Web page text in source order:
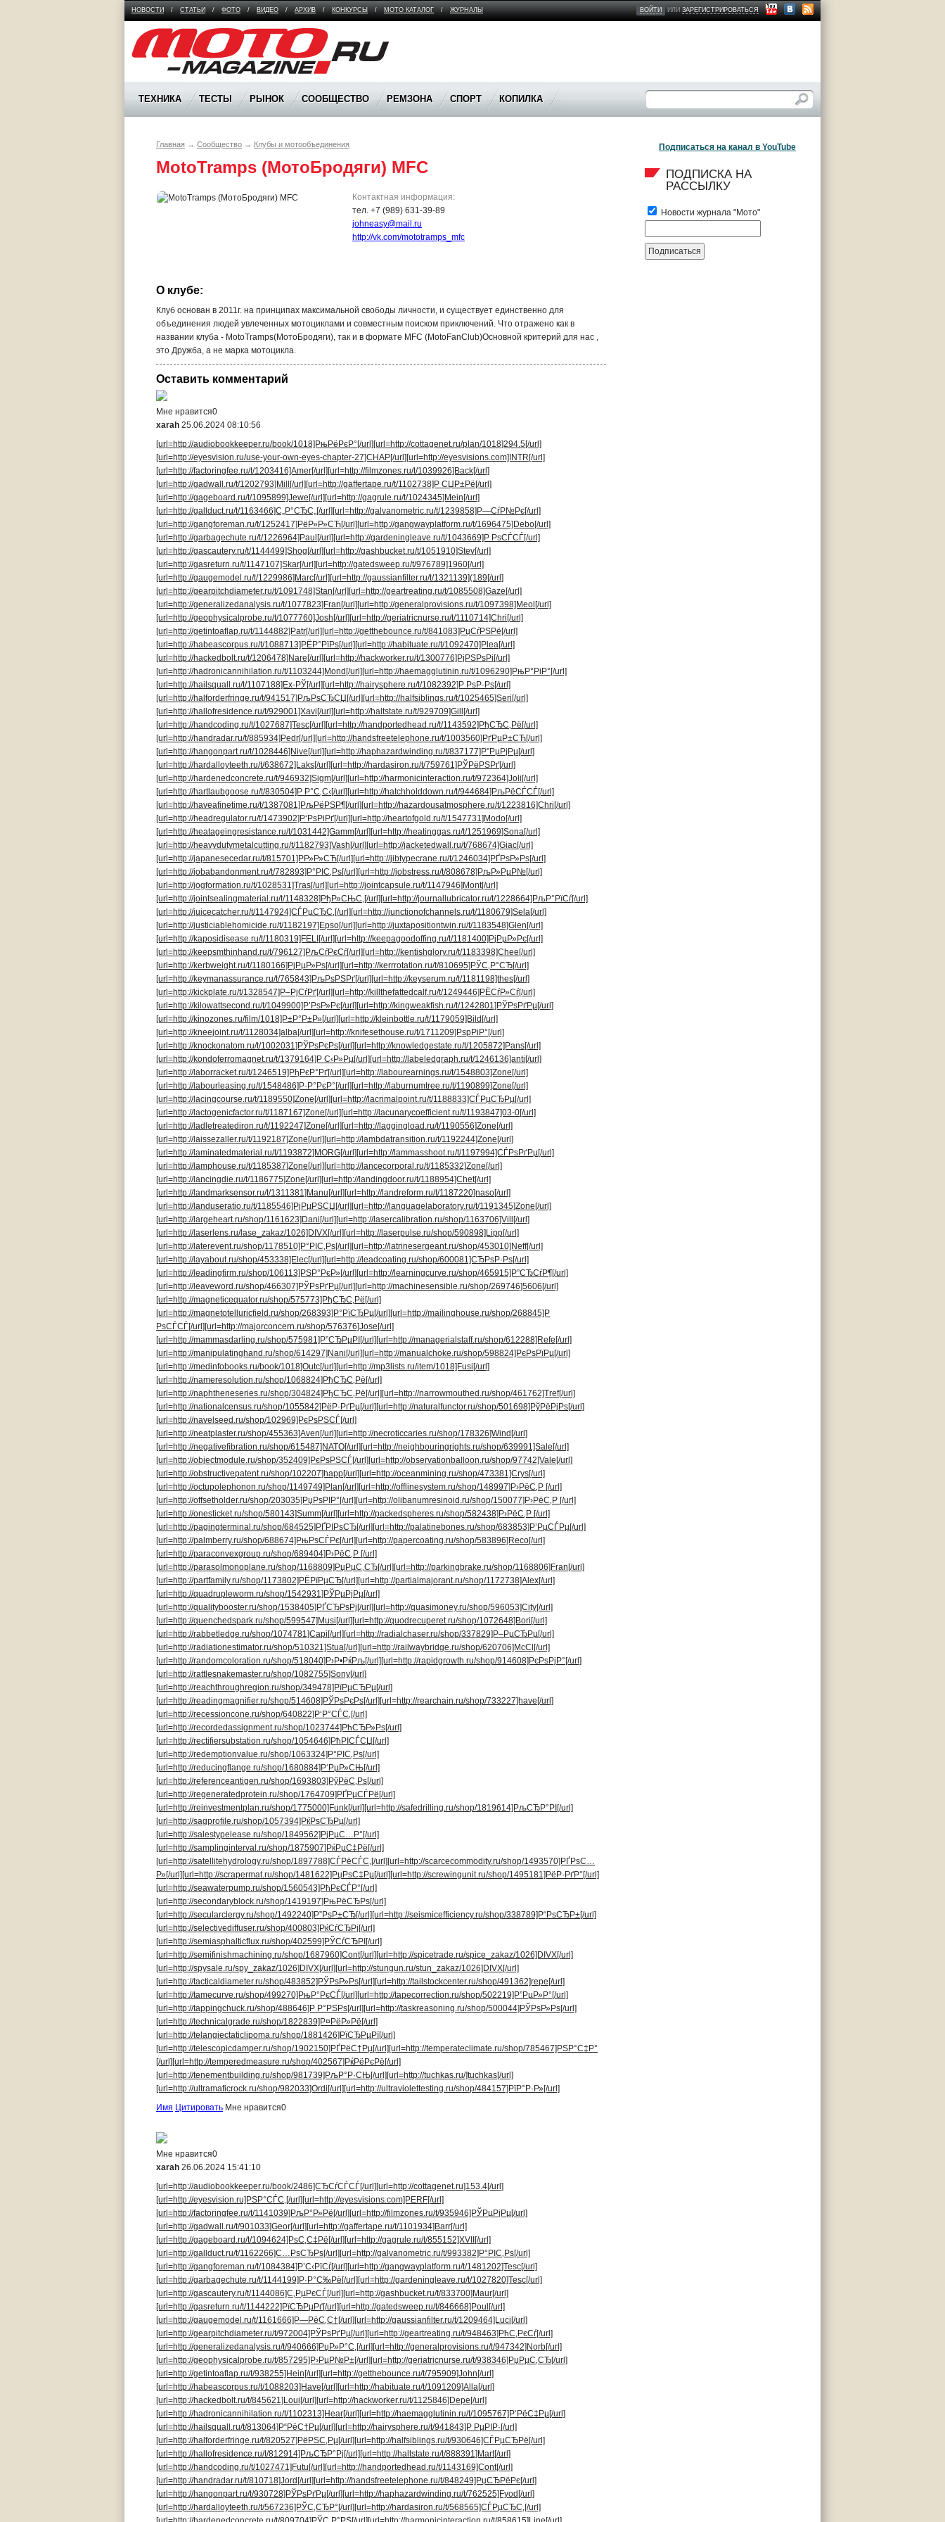
НОВОСТИ / СТАТЬИ / ФОТО / ВИДЕО / АРХИВ / КОНКУРСЫ / МОТО КАТАЛОГ / ЖУРНАЛЫ ВОЙТИ ИЛИЗАРЕГИСТРИРОВАТЬСЯ
Moto Magazine
ТЕХНИКА ТЕСТЫ РЫНОК СООБЩЕСТВО РЕМЗОНА СПОРТ КОПИЛКА
Главная → Сообщество → Клубы и мотообъединения
MotoTramps (МотоБродяги) MFC
Контактная информация:
тел. +7 (989) 631-39-89
johneasy@mail.ru
http://vk.com/mototramps_mfc
О клубе:
Клуб основан в 2011г. на принципах максимальной свободы личности, и существует единственно для
объединения людей увлеченных мотоциклами и совместным поиском приключений. Что отражено как в
названии клуба - MotoTramps(МотоБродяги), так и в формате MFC (MotoFanClub)Основной критерий для нас ,
это Дружба, а не марка мотоцикла.
Оставить комментарий
Мне нравится0
xarah 25.06.2024 08:10:56
[url=http://audiobookkeeper.ru/book/1018]РњРёРєР°[/url] [url=http://cottagenet.ru/plan/1018]294.5[/url]
[url=http://eyesvision.ru/use-your-own-eyes-chapter-27]CHAP[/url] [url=http://eyesvisions.com]INTR[/url]
[url=http://factoringfee.ru/t/1203416]Amer[/url] [url=http://filmzones.ru/t/1039926]Back[/url]
[url=http://gadwall.ru/t/1202793]Mill[/url] [url=http://gaffertape.ru/t/1102738]Р СЏР±Рё[/url]
[url=http://gageboard.ru/t/1095899]Jewe[/url] [url=http://gagrule.ru/t/1024345]Mein[/url]
[url=http://gallduct.ru/t/1163466]С„Р°СЂС„[/url] [url=http://galvanometric.ru/t/1239858]Р—СѓР№Рє[/url]
[url=http://gangforeman.ru/t/1252417]РёР»Р»СЋ[/url] [url=http://gangwayplatform.ru/t/1696475]Debo[/url]
[url=http://garbagechute.ru/t/1226964]Paul[/url] [url=http://gardeningleave.ru/t/1043669]Р РѕСЃСЃ[/url]
[url=http://gascautery.ru/t/1144499]Shog[/url] [url=http://gashbucket.ru/t/1051910]Stev[/url]
[url=http://gasreturn.ru/t/1147107]Skar[/url] [url=http://gatedsweep.ru/t/976789]1960[/url]
[url=http://gaugemodel.ru/t/1229986]Marc[/url] [url=http://gaussianfilter.ru/t/1321139](189[/url]
[url=http://gearpitchdiameter.ru/t/1091748]Stan[/url] [url=http://geartreating.ru/t/1085508]Gaze[/url]
[url=http://generalizedanalysis.ru/t/1077823]Fran[/url] [url=http://generalprovisions.ru/t/1097398]Meol[/url]
[url=http://geophysicalprobe.ru/t/1077760]Josh[/url] [url=http://geriatricnurse.ru/t/1110714]Chri[/url]
[url=http://getintoaflap.ru/t/1144882]Patr[/url] [url=http://getthebounce.ru/t/841083]РџСѓРЅРё[/url]
[url=http://habeascorpus.ru/t/1088713]РЁР°РїРѕ[/url] [url=http://habituate.ru/t/1092470]Plea[/url]
[url=http://hackedbolt.ru/t/1206478]Nare[/url] [url=http://hackworker.ru/t/1300776]РјРЅРѕРі[/url]
[url=http://hadronicannihilation.ru/t/1103244]Mond[/url] [url=http://haemagglutinin.ru/t/1096290]РњР°РіР°[/url]
[url=http://hailsquall.ru/t/1107188]Ex-РЎ[/url] [url=http://hairysphere.ru/t/1082392]Р РѕР·Рѕ[/url]
[url=http://halforderfringe.ru/t/941517]РљРѕСЂСЏ[/url] [url=http://halfsiblings.ru/t/1025465]Seri[/url]
[url=http://hallofresidence.ru/t/929001]Xavi[/url] [url=http://haltstate.ru/t/929709]Gill[/url]
[url=http://handcoding.ru/t/1027687]Tesc[/url] [url=http://handportedhead.ru/t/1143592]РђСЂС‚Рё[/url]
[url=http://handradar.ru/t/885934]Pedr[/url] [url=http://handsfreetelephone.ru/t/1003560]РґРµР±СЋ[/url]
[url=http://hangonpart.ru/t/1028446]Nive[/url] [url=http://haphazardwinding.ru/t/837177]Р”РµРјРµ[/url]
[url=http://hardalloyteeth.ru/t/638672]Laks[/url] [url=http://hardasiron.ru/t/759761]РЎРёРЅРґ[/url]
[url=http://hardenedconcrete.ru/t/946932]Sigm[/url] [url=http://harmonicinteraction.ru/t/972364]Joli[/url]
[url=http://hartlaubgoose.ru/t/830504]Р Р°С‚С‹[/url] [url=http://hatchholddown.ru/t/944684]РљРёСЃСЃ[/url]
[url=http://haveafinetime.ru/t/1387081]РљРёРЅР¶[/url] [url=http://hazardousatmosphere.ru/t/1223816]Chri[/url]
[url=http://headregulator.ru/t/1473902]Р‘РѕРіРґ[/url] [url=http://heartofgold.ru/t/1547731]Modo[/url]
[url=http://heatageingresistance.ru/t/1031442]Gamm[/url] [url=http://heatinggas.ru/t/1251969]Sona[/url]
[url=http://heavydutymetalcutting.ru/t/1182793]Vash[/url] [url=http://jacketedwall.ru/t/768674]Giac[/url]
[url=http://japanesecedar.ru/t/815701]РР»Р»СЋ[/url] [url=http://jibtypecrane.ru/t/1246034]РҐРѕР»Рѕ[/url]
[url=http://jobabandonment.ru/t/782893]Р°РІС‚Рѕ[/url] [url=http://jobstress.ru/t/808678]РљР»РµР№[/url]
[url=http://jogformation.ru/t/1028531]Tras[/url] [url=http://jointcapsule.ru/t/1147946]Mont[/url]
[url=http://jointsealingmaterial.ru/t/1148328]РђР»СЊС‚[/url] [url=http://journallubricator.ru/t/1228664]РљР°РїСѓ[/url]
[url=http://juicecatcher.ru/t/1147924]СЃРµСЂС‚[/url] [url=http://junctionofchannels.ru/t/1180679]Sela[/url]
[url=http://justiciablehomicide.ru/t/1182197]Epso[/url] [url=http://juxtapositiontwin.ru/t/1183548]Glen[/url]
[url=http://kaposidisease.ru/t/1180319]FELI[/url] [url=http://keepagoodoffing.ru/t/1181400]РјРµР»Рє[/url]
[url=http://keepsmthinhand.ru/t/796127]РљСѓРєСѓ[/url] [url=http://kentishglory.ru/t/1183398]Chee[/url]
[url=http://kerbweight.ru/t/1180166]РјРµР»Рѕ[/url] [url=http://kerrrotation.ru/t/810695]РЎС‚Р°СЂ[/url]
[url=http://keymanassurance.ru/t/765843]РљРѕРЅРґ[/url] [url=http://keyserum.ru/t/1181198]thes[/url]
[url=http://kickplate.ru/t/1328547]Р–РјСѓРґ[/url] [url=http://killthefattedcalf.ru/t/1249446]РЁСѓР»Сѓ[/url]
[url=http://kilowattsecond.ru/t/1049900]Р’РѕР»Рє[/url] [url=http://kingweakfish.ru/t/1242801]РЎРѕРґРµ[/url]
[url=http://kinozones.ru/film/1018]Р±Р°Р±Р»[/url] [url=http://kleinbottle.ru/t/1179059]Bild[/url]
[url=http://kneejoint.ru/t/1128034]alba[/url] [url=http://knifesethouse.ru/t/1711209]РѕpРіР°[/url]
[url=http://knockonatom.ru/t/1002031]РЎРѕРєРѕ[/url] [url=http://knowledgestate.ru/t/1205872]Pans[/url]
[url=http://kondoferromagnet.ru/t/1379164]Р С‹Р»Рµ[/url] [url=http://labeledgraph.ru/t/1246136]anti[/url]
[url=http://laborracket.ru/t/1246519]РђРєР°Рґ[/url] [url=http://labourearnings.ru/t/1548803]Zone[/url]
[url=http://labourleasing.ru/t/1548486]Р·Р°РєР°[/url] [url=http://laburnumtree.ru/t/1190899]Zone[/url]
[url=http://lacingcourse.ru/t/1189550]Zone[/url] [url=http://lacrimalpoint.ru/t/1188833]СЃРµСЂРµ[/url]
[url=http://lactogenicfactor.ru/t/1187167]Zone[/url] [url=http://lacunarycoefficient.ru/t/1193847]03-0[/url]
[url=http://ladletreatediron.ru/t/1192247]Zone[/url] [url=http://laggingload.ru/t/1190556]Zone[/url]
[url=http://laissezaller.ru/t/1192187]Zone[/url] [url=http://lambdatransition.ru/t/1192244]Zone[/url]
[url=http://laminatedmaterial.ru/t/1193872]MORG[/url] [url=http://lammasshoot.ru/t/1197994]СЃРѕРґРµ[/url]
[url=http://lamphouse.ru/t/1185387]Zone[/url] [url=http://lancecorporal.ru/t/1185332]Zone[/url]
[url=http://lancingdie.ru/t/1186775]Zone[/url] [url=http://landingdoor.ru/t/1188954]Chet[/url]
[url=http://landmarksensor.ru/t/1311381]Manu[/url] [url=http://landreform.ru/t/1187220]naso[/url]
[url=http://landuseratio.ru/t/1185546]РјРµРЅСЏ[/url] [url=http://languagelaboratory.ru/t/1191345]Zone[/url]
[url=http://largeheart.ru/shop/1161623]Dani[/url] [url=http://lasercalibration.ru/shop/1163706]Vill[/url]
[url=http://laserlens.ru/lase_zakaz/1026]DIVX[/url] [url=http://laserpulse.ru/shop/590898]Lipp[/url]
[url=http://laterevent.ru/shop/1178510]Р°РІС‚Рѕ[/url] [url=http://latrinesergeant.ru/shop/453010]Neff[/url]
[url=http://layabout.ru/shop/453338]Elec[/url] [url=http://leadcoating.ru/shop/600081]СЂРѕР·Рѕ[/url]
[url=http://leadingfirm.ru/shop/106113]РЅР°РєР»[/url] [url=http://learningcurve.ru/shop/465915]Р”СЂСѓР¶[/url]
[url=http://leaveword.ru/shop/466307]РЎРѕРґРµ[/url] [url=http://machinesensible.ru/shop/269746]5606[/url]
[url=http://magneticequator.ru/shop/575773]РђСЂС‚Рё[/url]
[url=http://magnetotelluricfield.ru/shop/268393]Р°РїСЂРµ[/url] [url=http://mailinghouse.ru/shop/268845]Р
РѕСЃСЃ[/url] [url=http://majorconcern.ru/shop/576376]Jose[/url]
[url=http://mammasdarling.ru/shop/575981]Р”СЂРµРІ[/url] [url=http://managerialstaff.ru/shop/612288]Refe[/url]
[url=http://manipulatinghand.ru/shop/614297]Nani[/url] [url=http://manualchoke.ru/shop/598824]РєРѕРїРµ[/url]
[url=http://medinfobooks.ru/book/1018]Outc[/url] [url=http://mp3lists.ru/item/1018]Fusi[/url]
[url=http://nameresolution.ru/shop/1068824]РђСЂС‚Рё[/url]
[url=http://naphtheneseries.ru/shop/304824]РђСЂС‚Рё[/url] [url=http://narrowmouthed.ru/shop/461762]Tref[/url]
[url=http://nationalcensus.ru/shop/1055842]РёР·РґРµ[/url] [url=http://naturalfunctor.ru/shop/501698]РўРёРјРѕ[/url]
[url=http://navelseed.ru/shop/102969]РєРѕРЅСЃ[/url]
[url=http://neatplaster.ru/shop/455363]Aven[/url] [url=http://necroticcaries.ru/shop/178326]Wind[/url]
[url=http://negativefibration.ru/shop/615487]NATO[/url] [url=http://neighbouringrights.ru/shop/639991]Sale[/url]
[url=http://objectmodule.ru/shop/352409]РєРѕРЅСЃ[/url] [url=http://observationballoon.ru/shop/97742]Vale[/url]
[url=http://obstructivepatent.ru/shop/102207]happ[/url] [url=http://oceanmining.ru/shop/473381]Crys[/url]
[url=http://octupolephonon.ru/shop/1149749]Plan[/url] [url=http://offlinesystem.ru/shop/148997]Р›РёС‚Р [/url]
[url=http://offsetholder.ru/shop/203035]РџРѕРІР°[/url] [url=http://olibanumresinoid.ru/shop/150077]Р›РёС‚Р [/url]
[url=http://onesticket.ru/shop/580143]Summ[/url] [url=http://packedspheres.ru/shop/582438]Р›РёС‚Р [/url]
[url=http://pagingterminal.ru/shop/684525]РҐРІРѕСЂ[/url] [url=http://palatinebones.ru/shop/683853]Р’РµСЃРµ[/url]
[url=http://palmberry.ru/shop/688674]РњРѕСЃРє[/url] [url=http://papercoating.ru/shop/583896]Reco[/url]
[url=http://paraconvexgroup.ru/shop/689404]Р›РёС‚Р [/url]
[url=http://parasolmonoplane.ru/shop/1168809]РџРµС‚СЂ[/url] [url=http://parkingbrake.ru/shop/1168806]Fran[/url]
[url=http://partfamily.ru/shop/1173802]РЁРїРµСЂ[/url] [url=http://partialmajorant.ru/shop/1172738]Alex[/url]
[url=http://quadrupleworm.ru/shop/1542931]РЎРµРјРµ[/url]
[url=http://qualitybooster.ru/shop/1538405]РҐСЂРѕРј[/url] [url=http://quasimoney.ru/shop/596053]City[/url]
[url=http://quenchedspark.ru/shop/599547]Musi[/url] [url=http://quodrecuperet.ru/shop/1072648]Bori[/url]
[url=http://rabbetledge.ru/shop/1074781]Capi[/url] [url=http://radialchaser.ru/shop/337829]Р–РµСЂРµ[/url]
[url=http://radiationestimator.ru/shop/510321]Stua[/url] [url=http://railwaybridge.ru/shop/620706]McCl[/url]
[url=http://randomcoloration.ru/shop/518040]Р›Р•РќРљ[/url] [url=http://rapidgrowth.ru/shop/914608]РєРѕРјР°[/url]
[url=http://rattlesnakemaster.ru/shop/1082755]Sony[/url]
[url=http://reachthroughregion.ru/shop/349478]РїРµСЂРµ[/url]
[url=http://readingmagnifier.ru/shop/514608]РЎРѕРєРѕ[/url] [url=http://rearchain.ru/shop/733227]have[/url]
[url=http://recessioncone.ru/shop/640822]Р‘Р°СЃС‚[/url]
[url=http://recordedassignment.ru/shop/1023744]РћСЂР»Рѕ[/url]
[url=http://rectifiersubstation.ru/shop/1054646]РћРІСЃСЏ[/url]
[url=http://redemptionvalue.ru/shop/1063324]Р°РІС‚Рѕ[/url]
[url=http://reducingflange.ru/shop/1680884]Р‘РµР»СЊ[/url]
[url=http://referenceantigen.ru/shop/1693803]РўРёС‚Рѕ[/url]
[url=http://regeneratedprotein.ru/shop/1764709]РҐРµСЃРё[/url]
[url=http://reinvestmentplan.ru/shop/1775000]Funk[/url] [url=http://safedrilling.ru/shop/1819614]РљСЂР°РІ[/url]
[url=http://sagprofile.ru/shop/1057394]РќРѕСЂРµ[/url]
[url=http://salestypelease.ru/shop/1849562]РјРµС…Р°[/url]
[url=http://samplinginterval.ru/shop/1875907]РќРµС‡Рё[/url]
[url=http://satellitehydrology.ru/shop/1897788]СЃРёСЃС‚[/url] [url=http://scarcecommodity.ru/shop/1493570]РҐРѕС…
Р»[/url] [url=http://scrapermat.ru/shop/1481622]РџРѕС‡Рµ[/url] [url=http://screwingunit.ru/shop/1495181]РёР·РґР°[/url]
[url=http://seawaterpump.ru/shop/1560543]РћРєСЃР°[/url]
[url=http://secondaryblock.ru/shop/1419197]РњРёСЂРѕ[/url]
[url=http://secularclergy.ru/shop/1492240]Р”РѕР±СЂ[/url] [url=http://seismicefficiency.ru/shop/338789]Р“РѕСЂР±[/url]
[url=http://selectivediffuser.ru/shop/400803]РќСѓСЂРј[/url]
[url=http://semiasphalticflux.ru/shop/402599]РЎСѓСЂРІ[/url]
[url=http://semifinishmachining.ru/shop/1687960]Cont[/url] [url=http://spicetrade.ru/spice_zakaz/1026]DIVX[/url]
[url=http://spysale.ru/spy_zakaz/1026]DIVX[/url] [url=http://stungun.ru/stun_zakaz/1026]DIVX[/url]
[url=http://tacticaldiameter.ru/shop/483852]РЎРѕР»Рѕ[/url] [url=http://tailstockcenter.ru/shop/491362]repe[/url]
[url=http://tamecurve.ru/shop/499270]РњР°РєСЃ[/url] [url=http://tapecorrection.ru/shop/502219]Р”РµР»Р°[/url]
[url=http://tappingchuck.ru/shop/488646]Р Р°РЅРѕ[/url] [url=http://taskreasoning.ru/shop/500044]РЎРѕР»Рѕ[/url]
[url=http://technicalgrade.ru/shop/1822839]Р¤РёР»Рё[/url]
[url=http://telangiectaticlipoma.ru/shop/1881426]РїСЂРµРї[/url]
[url=http://telescopicdamper.ru/shop/1902150]РҐРёС†Рµ[/url] [url=http://temperateclimate.ru/shop/785467]РЅР°С‡Р°
[/url] [url=http://temperedmeasure.ru/shop/402567]РќРёРєРё[/url]
[url=http://tenementbuilding.ru/shop/981739]РљР°Р·СЊ[/url] [url=http://tuchkas.ru/]tuchkas[/url]
[url=http://ultramaficrock.ru/shop/982033]Ordi[/url] [url=http://ultraviolettesting.ru/shop/484157]РїР°Р·Р»[/url]
Имя Цитировать Мне нравится0
Мне нравится0
xarah 26.06.2024 15:41:10
[url=http://audiobookkeeper.ru/book/2486]СЂСѓСЃСЃ[/url][url=http://cottagenet.ru]153.4[/url]
[url=http://eyesvision.ru]РЅР°СЃС‚[/url][url=http://eyesvisions.com]PERF[/url]
[url=http://factoringfee.ru/t/1141039]РљР°Р»Рё[/url][url=http://filmzones.ru/t/935946]РЎРµРјРµ[/url]
[url=http://gadwall.ru/t/901033]Geor[/url][url=http://gaffertape.ru/t/1101934]Barr[/url]
[url=http://gageboard.ru/t/1094624]РѕС‚С‡Рё[/url][url=http://gagrule.ru/t/855152]XVII[/url]
[url=http://gallduct.ru/t/1162266]С…РѕСЂРѕ[/url][url=http://galvanometric.ru/t/993382]Р°РІС‚Рѕ[/url]
[url=http://gangforeman.ru/t/1084384]Р’С‹РїСѓ[/url][url=http://gangwayplatform.ru/t/1481202]Tesc[/url]
[url=http://garbagechute.ru/t/1144199]Р·Р°С‰Рё[/url][url=http://gardeningleave.ru/t/1027820]Tesc[/url]
[url=http://gascautery.ru/t/1144086]С‚РµРєСЃ[/url][url=http://gashbucket.ru/t/833700]Maur[/url]
[url=http://gasreturn.ru/t/1144222]РїСЂРµРґ[/url][url=http://gatedsweep.ru/t/846668]Poul[/url]
[url=http://gaugemodel.ru/t/1161666]Р—РёС‚С†[/url][url=http://gaussianfilter.ru/t/1209464]Luci[/url]
[url=http://gearpitchdiameter.ru/t/972004]РЎРѕРґРµ[/url][url=http://geartreating.ru/t/948463]РћС‚РєСѓ[/url]
[url=http://generalizedanalysis.ru/t/940666]РџР»Р°С‚[/url][url=http://generalprovisions.ru/t/947342]Norb[/url]
[url=http://geophysicalprobe.ru/t/857295]Р›РµР№Р±[/url][url=http://geriatricnurse.ru/t/938346]РџРµС‚СЂ[/url]
[url=http://getintoaflap.ru/t/938255]Hein[/url][url=http://getthebounce.ru/t/795909]John[/url]
[url=http://habeascorpus.ru/t/1088203]Have[/url][url=http://habituate.ru/t/1091209]Alla[/url]
[url=http://hackedbolt.ru/t/845621]Loui[/url][url=http://hackworker.ru/t/1125846]Depe[/url]
[url=http://hadronicannihilation.ru/t/1102313]Hear[/url][url=http://haemagglutinin.ru/t/1095767]Р‘РёС‡Рµ[/url]
[url=http://hailsquall.ru/t/813064]Р“РёС†Рµ[/url][url=http://hairysphere.ru/t/941843]Р РµРІР·[/url]
[url=http://halforderfringe.ru/t/820527]РёРЅС‚Рµ[/url][url=http://halfsiblings.ru/t/930646]СЃРµСЂРё[/url]
[url=http://hallofresidence.ru/t/812914]РљСЂР°Рј[/url][url=http://haltstate.ru/t/888391]Mart[/url]
[url=http://handcoding.ru/t/1027471]Futu[/url][url=http://handportedhead.ru/t/1143169]Cont[/url]
[url=http://handradar.ru/t/810718]Jord[/url][url=http://handsfreetelephone.ru/t/848249]РџСЂРёРє[/url]
[url=http://hangonpart.ru/t/930728]РЎРѕРґРµ[/url][url=http://haphazardwinding.ru/t/762525]Fyod[/url]
[url=http://hardalloyteeth.ru/t/567236]РЎС‚СЂР°[/url][url=http://hardasiron.ru/t/568565]СЃРµСЂС‚[/url]
Подписаться на канал в YouTube
ПОДПИСКА НА
РАССЫЛКУ
Новости журнала "Мото"